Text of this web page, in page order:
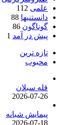
علمی 112
دانستنیها 88
گوناگون 86
پیش در آمد 1
تازه ترین
محبوب
قله سبلان
2026-07-26
پیمایش شبانه
2026-07-18